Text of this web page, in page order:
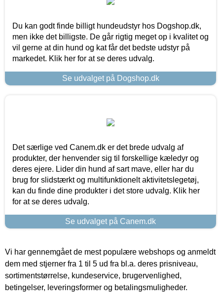
Du kan godt finde billigt hundeudstyr hos Dogshop.dk,
men ikke det billigste. De går rigtig meget op i kvalitet og
vil gerne at din hund og kat får det bedste udstyr på
markedet. Klik her for at se deres udvalg.
Se udvalget på Dogshop.dk
Det særlige ved Canem.dk er det brede udvalg af
produkter, der henvender sig til forskellige kæledyr og
deres ejere. Lider din hund af sart mave, eller har du
brug for slidstærkt og multifunktionelt aktivitetslegetøj,
kan du finde dine produkter i det store udvalg. Klik her
for at se deres udvalg.
Se udvalget på Canem.dk
Vi har gennemgået de mest populære webshops og anmeldt
dem med stjerner fra 1 til 5 ud fra bl.a. deres prisniveau,
sortimentstørrelse, kundeservice, brugervenlighed,
betingelser, leveringsformer og betalingsmuligheder.